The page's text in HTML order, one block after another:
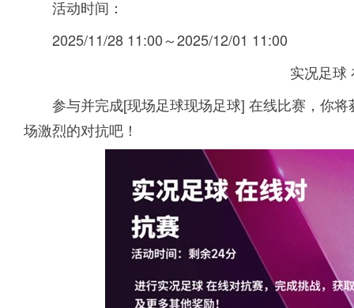
活动时间：
2025/11/28 11:00～2025/12/01 11:00
实况足球
参与并完成[现场足球现场足球] 在线比赛，你
场激烈的对抗吧！